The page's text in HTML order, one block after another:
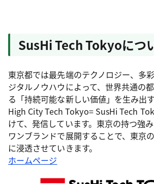
SusHi Tech Tokyoにつ
東京都では最先端のテクノロジー、多
ジタルノウハウによって、世界共通の
る「持続可能な新しい価値」を生み出
High City Tech Tokyo= SusHi Tech
けて、発信しています。東京の持つ強
ワンブランドで展開することで、東京
に浸透させていきます。
ホームページ